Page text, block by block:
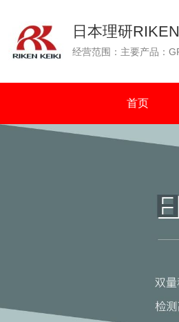
日本理研RIKEN
首页